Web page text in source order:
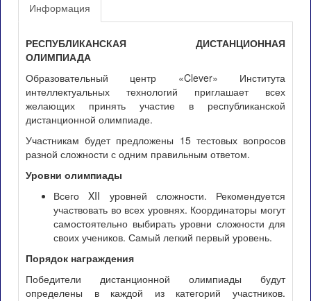
Информация
РЕСПУБЛИКАНСКАЯ ДИСТАНЦИОННАЯ
ОЛИМПИАДА
Образовательный центр «Clever» Института
интеллектуальных технологий приглашает всех
желающих принять участие в республиканской
дистанционной олимпиаде.
Участникам будет предложены 15 тестовых вопросов
разной сложности с одним правильным ответом.
Уровни олимпиады
Всего XII уровней сложности. Рекомендуется
участвовать во всех уровнях. Координаторы могут
самостоятельно выбирать уровни сложности для
своих учеников. Самый легкий первый уровень.
Порядок награждения
Победители дистанционной олимпиады будут
определены в каждой из категорий участников.